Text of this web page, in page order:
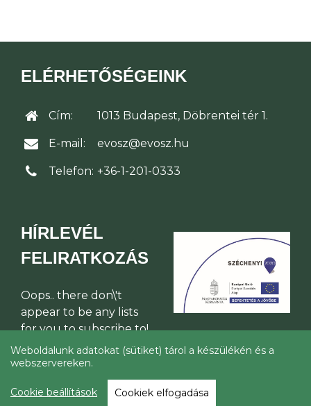
ELÉRHETŐSÉGEINK
Cím: 1013 Budapest, Döbrentei tér 1.
E-mail: evosz@evosz.hu
Telefon: +36-1-201-0333
HÍRLEVÉL
FELIRATKOZÁS
Oops.. there don\'t
appear to be any lists
for you to subscribe to!
© Építési Vállalkozók Országos
Szakszövetsége 2026
Weboldalunk adatokat (sütiket) tárol a készülékén és a
webszervereken.
Cookie beállítások Cookiek elfogadása